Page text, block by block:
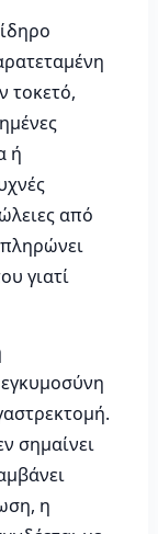
τοκετό,
ή
από
γιατί
σημαίνει
η